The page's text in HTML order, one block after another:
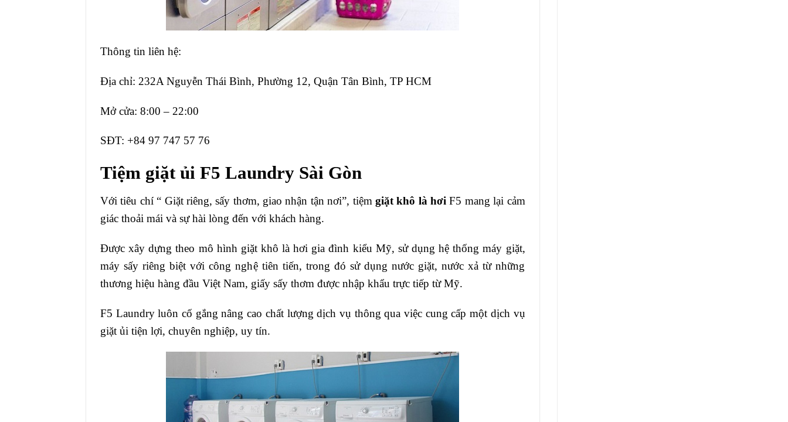
Thông tin liên hệ:
Địa chỉ: 232A Nguyễn Thái Bình, Phường 12, Quận Tân Bình, TP HCM
Mở cửa: 8:00 – 22:00
SĐT: +84 97 747 57 76
Tiệm giặt ủi F5 Laundry Sài Gòn
Với tiêu chí “ Giặt riêng, sấy thơm, giao nhận tận nơi”, tiệm giặt khô là hơi F5 mang lại cảm
giác thoải mái và sự hài lòng đến với khách hàng.
Được xây dựng theo mô hình giặt khô là hơi gia đình kiểu Mỹ, sử dụng hệ thống máy giặt,
máy sấy riêng biệt với công nghệ tiên tiến, trong đó sử dụng nước giặt, nước xả từ những
thương hiệu hàng đầu Việt Nam, giấy sấy thơm được nhập khẩu trực tiếp từ Mỹ.
F5 Laundry luôn cố gắng nâng cao chất lượng dịch vụ thông qua việc cung cấp một dịch vụ
giặt ủi tiện lợi, chuyên nghiệp, uy tín.